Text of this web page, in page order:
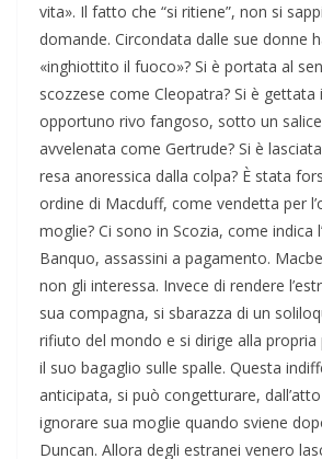
vita». Il fatto che “si ritiene”, non si
domande. Circondata dalle sue donne
«inghiottito il fuoco»? Si è portata al
scozzese come Cleopatra? Si è gettata
opportuno rivo fangoso, sotto un
avvelenata come Gertrude? Si è
resa anoressica dalla colpa? È stata
ordine di Macduff, come vendetta per
moglie? Ci sono in Scozia, come indica
Banquo, assassini a pagamento.
non gli interessa. Invece di rendere
sua compagna, si sbarazza di un
rifiuto del mondo e si dirige alla
il suo bagaglio sulle spalle. Questa
anticipata, si può congetturare,
ignorare sua moglie quando sviene
Duncan. Allora degli estranei venero